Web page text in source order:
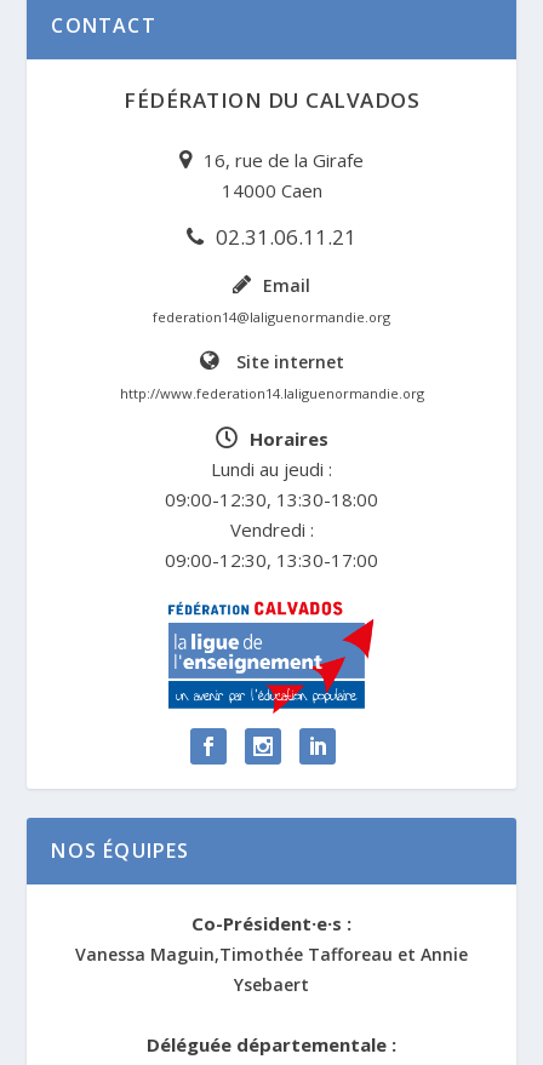
CONTACT
FÉDÉRATION DU CALVADOS
16, rue de la Girafe
14000 Caen
02.31.06.11.21
Email
federation14@laliguenormandie.org
Site internet
http://www.federation14.laliguenormandie.org
Horaires
Lundi au jeudi :
09:00-12:30, 13:30-18:00
Vendredi :
09:00-12:30, 13:30-17:00
NOS ÉQUIPES
Co-Président·e·s :
Vanessa Maguin,Timothée Tafforeau et Annie
Ysebaert
Déléguée départementale :